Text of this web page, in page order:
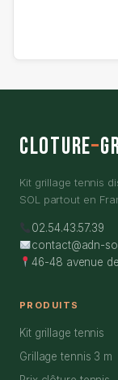
Cloture–
Kit grillage tennis
SOL partout en
02.54.43.57.39
contact@adn-
46-48 avenue
PRODUITS
Kit grillage tennis
Grillage tennis 3 m